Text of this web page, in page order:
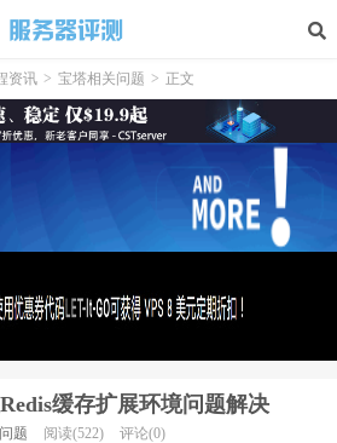
资讯 > 宝塔相关问题 > 正文
缓存扩展环境问题解决
题 阅读(522) 评论(0)